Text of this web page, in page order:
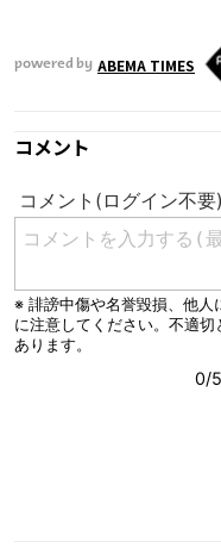
powered by ABEMA TIMES
コメント